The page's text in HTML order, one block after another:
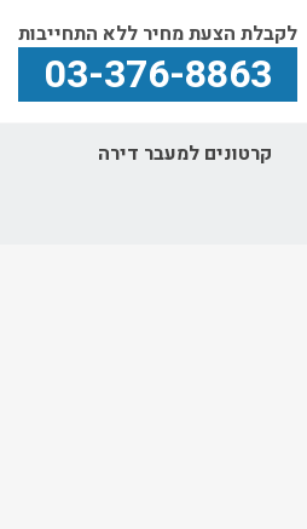
לקבלת הצעת מחיר ללא התחייבות
03-376-8863
קרטונים למעבר דירה